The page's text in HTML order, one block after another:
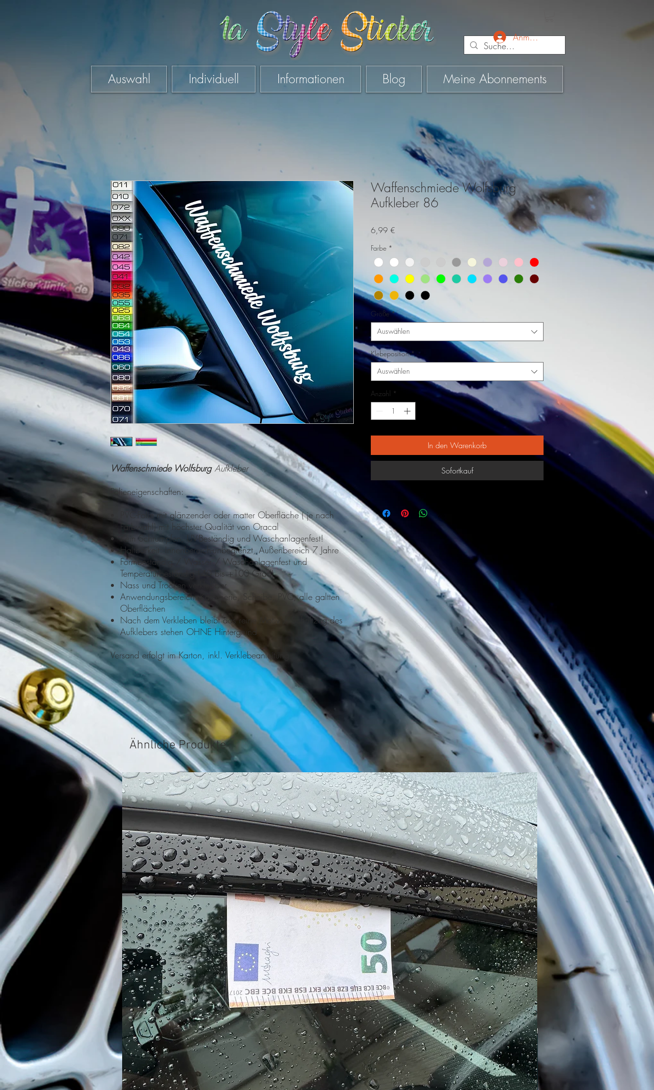
Anmelden
Auswahl Individuell Informationen Blog Meine Abonnements
Waffenschmiede Wolfsburg Aufkleber
Folieneigenschaften:
PVC-Folie mit glänzender oder matter Oberfläche ( je nach
Farbwahl) mit höchster Qualität von Oracal
Kein Schrumpfen, UV-Beständig und Waschanlagenfest!
Haltbarkeit: Innenbereich-unbegrenzt, Außenbereich 7 Jahre
Formbeständig / Wasser / Waschanlagenfest und
Temperaturbeständig (-40 bis +100 Grad)
Nass und Trocken verklebbar
Anwendungsbereich: Karosserie, Scheibe, PVC, alle galtten
Oberflächen
Nach dem Verkleben bleibt das reine Motiv / Schriftzug des
Aufklebers stehen OHNE Hintergrund
Versand erfolgt im Karton, inkl. Verklebeanleitung.
Waffenschmiede Wolfsburg
Aufkleber 86
6,99 €
Farbe *
Größe *
Auswählen
Klebeposition *
Auswählen
Anzahl *
In den Warenkorb
Sofortkauf
Ähnliche Produkte